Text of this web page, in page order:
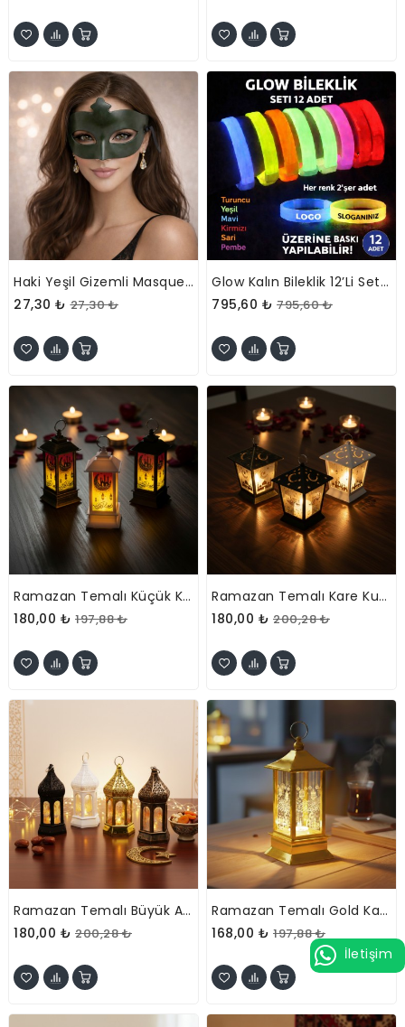
Haki Yeşil Gizemli Masquerade Balo Maskesi
27,30 ₺ 27,30 ₺
Glow Kalın Bileklik 12’li Set | Baskıya Uygun Renkli Model
795,60 ₺ 795,60 ₺
Ramazan Temalı Küçük Kare Kubbe LED Lamba
180,00 ₺ 197,88 ₺
Ramazan Temalı Kare Kubbe LED Lamba
180,00 ₺ 200,28 ₺
Ramazan Temalı Büyük Altıgen Kapalı Kubbe LED Lamba
180,00 ₺ 200,28 ₺
Ramazan Temalı Gold Kare Kubbe LED Lamba
168,00 ₺ 197,88 ₺
İletişim